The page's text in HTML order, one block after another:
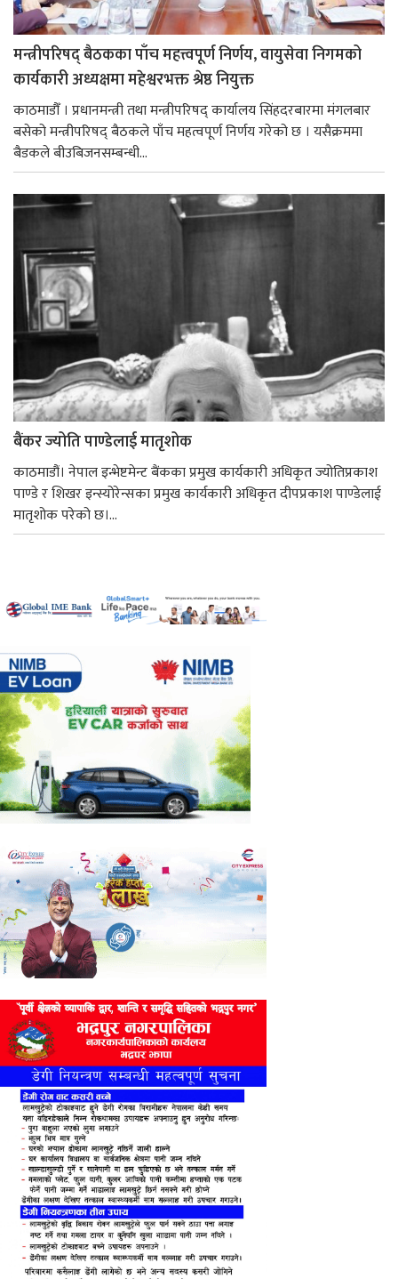
मन्त्रीपरिषद् बैठकका पाँच महत्त्वपूर्ण निर्णय, वायुसेवा निगमको
कार्यकारी अध्यक्षमा महेश्वरभक्त श्रेष्ठ नियुक्त
काठमाडौँ । प्रधानमन्त्री तथा मन्त्रीपरिषद् कार्यालय सिंहदरबारमा मंगलबार
बसेको मन्त्रीपरिषद् बैठकले पाँच महत्वपूर्ण निर्णय गरेको छ । यसैक्रममा
बैडकले बीउबिजनसम्बन्धी...
बैंकर ज्योति पाण्डेलाई मातृशोक
काठमाडौं। नेपाल इन्भेष्टमेन्ट बैंकका प्रमुख कार्यकारी अधिकृत ज्योतिप्रकाश
पाण्डे र शिखर इन्स्योरेन्सका प्रमुख कार्यकारी अधिकृत दीपप्रकाश पाण्डेलाई
मातृशोक परेको छ।...